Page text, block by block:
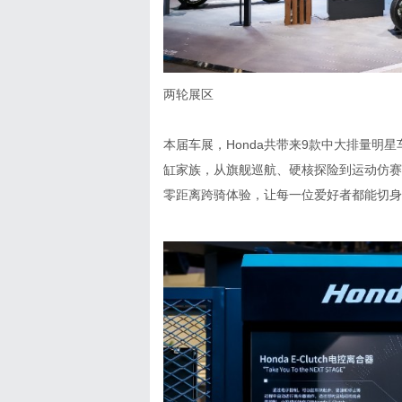
两轮展区
本届车展，Honda共带来9款中大排量明
缸家族，从旗舰巡航、硬核探险到运动仿
零距离跨骑体验，让每一位爱好者都能切